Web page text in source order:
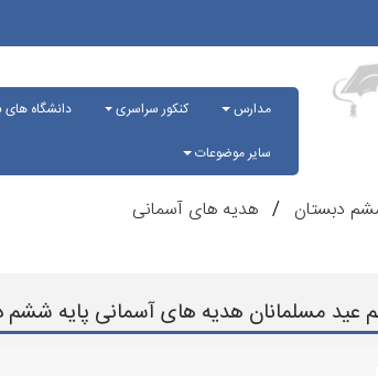
مدارس کنکور سراسری دانشگاه های
سایر موضوعات
دبستان هدیه های آسمانی
مسلمانان هدیه های آسمانی پایه ششم